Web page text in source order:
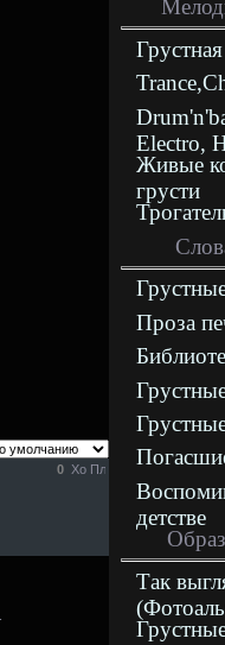
0
Electro,
Живые
грусти
Проза
детстве
Так